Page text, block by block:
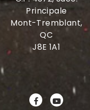
Principale
Mont-Tremblant,
QC
J8E 1A1